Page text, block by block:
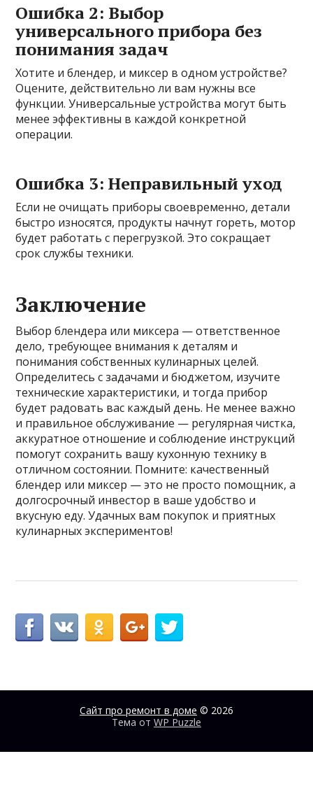
Ошибка 2: Выбор
универсального прибора без
понимания задач
Хотите и блендер, и миксер в одном устройстве?
Оцените, действительно ли вам нужны все
функции. Универсальные устройства могут быть
менее эффективны в каждой конкретной
операции.
Ошибка 3: Неправильный уход
Если не очищать приборы своевременно, детали
быстро износятся, продукты начнут гореть, мотор
будет работать с перегрузкой. Это сокращает
срок службы техники.
Заключение
Выбор блендера или миксера — ответственное
дело, требующее внимания к деталям и
понимания собственных кулинарных целей.
Определитесь с задачами и бюджетом, изучите
технические характеристики, и тогда прибор
будет радовать вас каждый день. Не менее важно
и правильное обслуживание — регулярная чистка,
аккуратное отношение и соблюдение инструкций
помогут сохранить вашу кухонную технику в
отличном состоянии. Помните: качественный
блендер или миксер — это не просто помощник, а
долгосрочный инвестор в ваше удобство и
вкусную еду. Удачных вам покупок и приятных
кулинарных экспериментов!
Сайт про ремонт в доме © 2026
Тема от WP Puzzle